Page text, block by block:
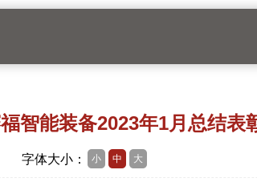
智能装备2023年1月总结表
字体大小： 小 中 大